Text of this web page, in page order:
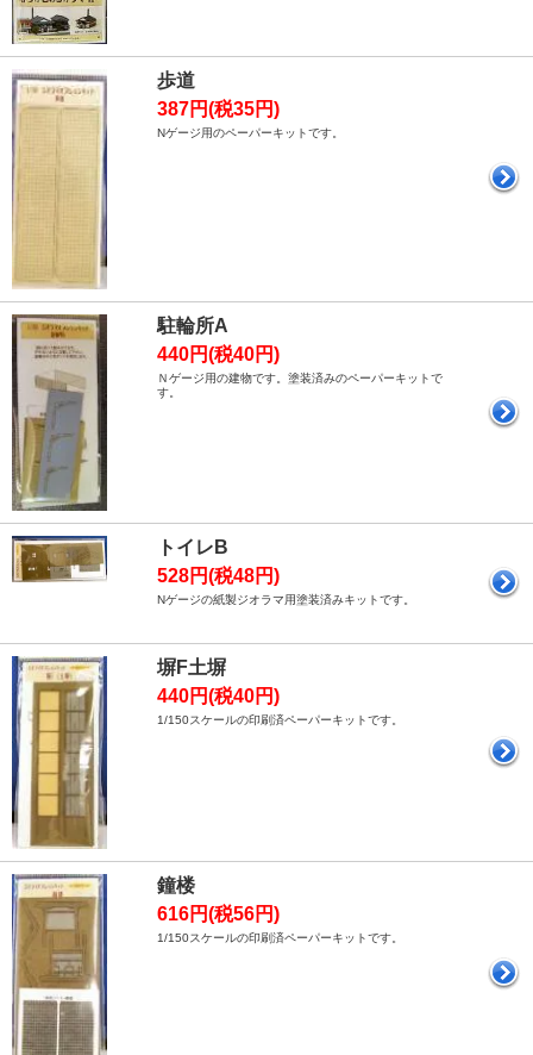
歩道
387円(税35円)
Nゲージ用のペーパーキットです。
駐輪所A
440円(税40円)
Ｎゲージ用の建物です。塗装済みのペーパーキットで
す。
トイレB
528円(税48円)
Nゲージの紙製ジオラマ用塗装済みキットです。
塀F土塀
440円(税40円)
1/150スケールの印刷済ペーパーキットです。
鐘楼
616円(税56円)
1/150スケールの印刷済ペーパーキットです。